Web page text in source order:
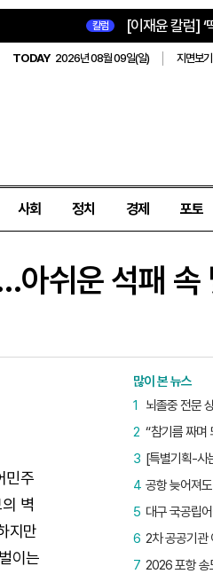
칼럼 [이재윤 칼럼] ‘
TODAY 2026년 08월 09일(일) 지면보기
사회 정치 경제 포토
아쉬운 석패 속
민주
벽
지만
이는
많이 본 뉴스
1
2
3
4
대구 국공립
5
6
7